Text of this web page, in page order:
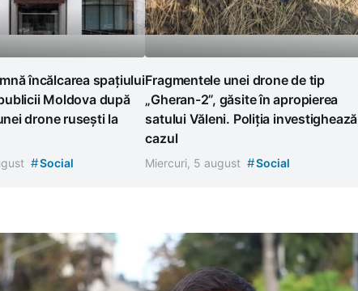
încălcarea spațiului
Moldova după
drone rusești la
#Social
Fragmentele unei drone de tip
„Gheran-2”, găsite în apropierea
satului Văleni. Poliția investighează
cazul
Miercuri, 5 august #Social